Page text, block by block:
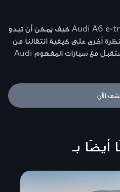
تظهر دراسات مثل مفهوم Audi A6 e-tron كيف يمكن أن تبدو
أخرى على كيفية انتقالنا من
النقطة أ إلى النقطة ب في المستقبل مع سيارات المفهوم Audi
الآن
بـ